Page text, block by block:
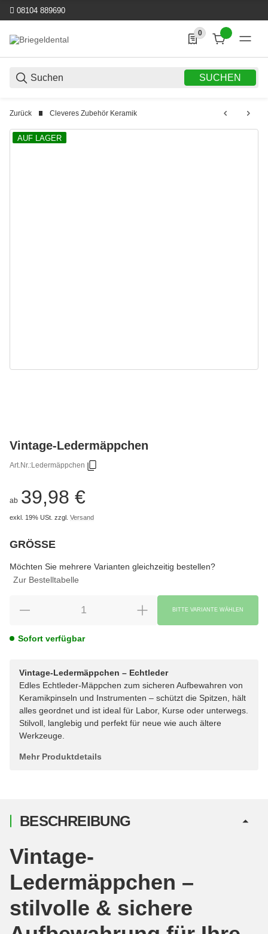
08104 889690
SUCHEN
0
0 Produkte in der
Zurück Cleveres Zubehör Keramik
AUF LAGER
Vintage-Ledermäppchen
Art.Nr.:Ledermäppchen
ab 39,98 €
exkl. 19% USt. zzgl. Versand
GRÖSSE
Möchten Sie mehrere Varianten gleichzeitig bestellen?
Zur Bestelltabelle
BITTE VARIANTE WÄHLEN
Sofort verfügbar
Vintage-Ledermäppchen – Echtleder
Edles Echtleder-Mäppchen zum sicheren Aufbewahren von
Keramikpinseln und Instrumenten – schützt die Spitzen, hält
alles geordnet und ist ideal für Labor, Kurse oder unterwegs.
Stilvoll, langlebig und perfekt für neue wie auch ältere
Werkzeuge.
Mehr Produktdetails
BESCHREIBUNG
Vintage-
Ledermäppchen –
stilvolle & sichere